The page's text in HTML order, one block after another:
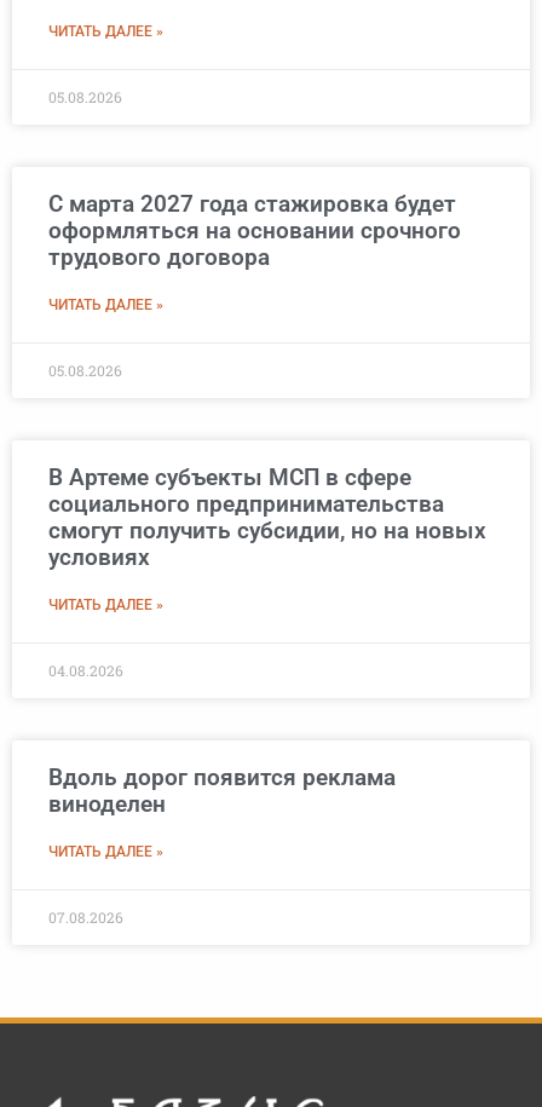
ЧИТАТЬ ДАЛЕЕ »
05.08.2026
С марта 2027 года стажировка будет
оформляться на основании срочного
трудового договора
ЧИТАТЬ ДАЛЕЕ »
05.08.2026
В Артеме субъекты МСП в сфере
социального предпринимательства
смогут получить субсидии, но на новых
условиях
ЧИТАТЬ ДАЛЕЕ »
04.08.2026
Вдоль дорог появится реклама
виноделен
ЧИТАТЬ ДАЛЕЕ »
07.08.2026